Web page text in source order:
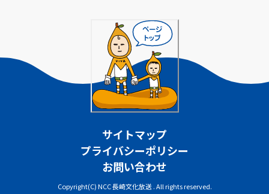
サイトマップ
プライバシーポリシー
お問い合わせ
Copyright(C) NCC 長崎文化放送 . All rights reserved.